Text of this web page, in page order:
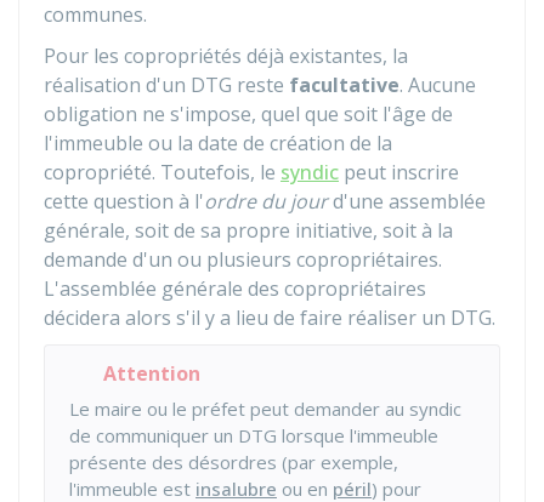
communes.
Pour les copropriétés déjà existantes, la
réalisation d'un DTG reste facultative. Aucune
obligation ne s'impose, quel que soit l'âge de
l'immeuble ou la date de création de la
copropriété. Toutefois, le syndic peut inscrire
cette question à l'ordre du jourd'une assemblée
générale, soit de sa propre initiative, soit à la
demande d'un ou plusieurs copropriétaires.
L'assemblée générale des copropriétaires
décidera alors s'il y a lieu de faire réaliser un DTG.
Attention
Le maire ou le préfet peut demander au syndic
de communiquer un DTG lorsque l'immeuble
présente des désordres (par exemple,
l'immeuble est insalubre ou en péril) pour